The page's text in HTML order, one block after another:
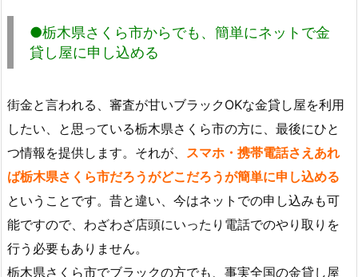
●栃木県さくら市からでも、簡単にネットで金
貸し屋に申し込める
街金と言われる、審査が甘いブラックOKな金貸し屋を利用
したい、と思っている栃木県さくら市の方に、最後にひと
つ情報を提供します。それが、 スマホ・携帯電話さえあれ
ば栃木県さくら市だろうがどこだろうが簡単に申し込める
ということです。昔と違い、今はネットでの申し込みも可
能ですので、わざわざ店頭にいったり電話でのやり取りを
行う必要もありません。
栃木県さくら市でブラックの方でも、事実全国の金貸し屋